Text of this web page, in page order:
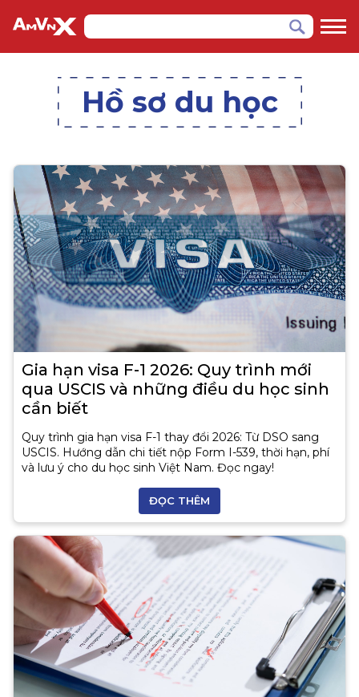
Hồ sơ du học
Gia hạn visa F-1 2026: Quy trình mới
qua USCIS và những điều du học sinh
cần biết
Quy trình gia hạn visa F-1 thay đổi 2026: Từ DSO sang
USCIS. Hướng dẫn chi tiết nộp Form I-539, thời hạn, phí
và lưu ý cho du học sinh Việt Nam. Đọc ngay!
ĐỌC THÊM